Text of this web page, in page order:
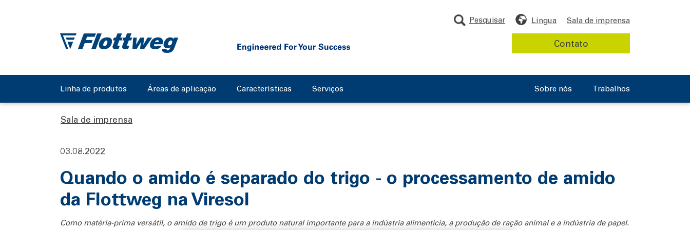
Linha de produtos Áreas de aplicação Características Serviços Trabalhos
Sobre nós
Língua Sala de imprensa
Pesquisar
Contato
Sala de imprensa
03.08.2022
Quando o amido é separado do trigo - o processamento de amido
da Flottweg na Viresol
Como matéria-prima versátil, o amido de trigo é um produto natural importante para a indústria alimentícia, a produção de ração animal e a indústria de papel.